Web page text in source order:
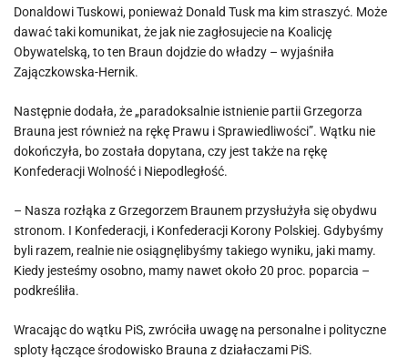
Donaldowi Tuskowi, ponieważ Donald Tusk ma kim straszyć. Może
dawać taki komunikat, że jak nie zagłosujecie na Koalicję
Obywatelską, to ten Braun dojdzie do władzy – wyjaśniła
Zajączkowska-Hernik.
Następnie dodała, że „paradoksalnie istnienie partii Grzegorza
Brauna jest również na rękę Prawu i Sprawiedliwości”. Wątku nie
dokończyła, bo została dopytana, czy jest także na rękę
Konfederacji Wolność i Niepodległość.
– Nasza rozłąka z Grzegorzem Braunem przysłużyła się obydwu
stronom. I Konfederacji, i Konfederacji Korony Polskiej. Gdybyśmy
byli razem, realnie nie osiągnęlibyśmy takiego wyniku, jaki mamy.
Kiedy jesteśmy osobno, mamy nawet około 20 proc. poparcia –
podkreśliła.
Wracając do wątku PiS, zwróciła uwagę na personalne i polityczne
sploty łączące środowisko Brauna z działaczami PiS.